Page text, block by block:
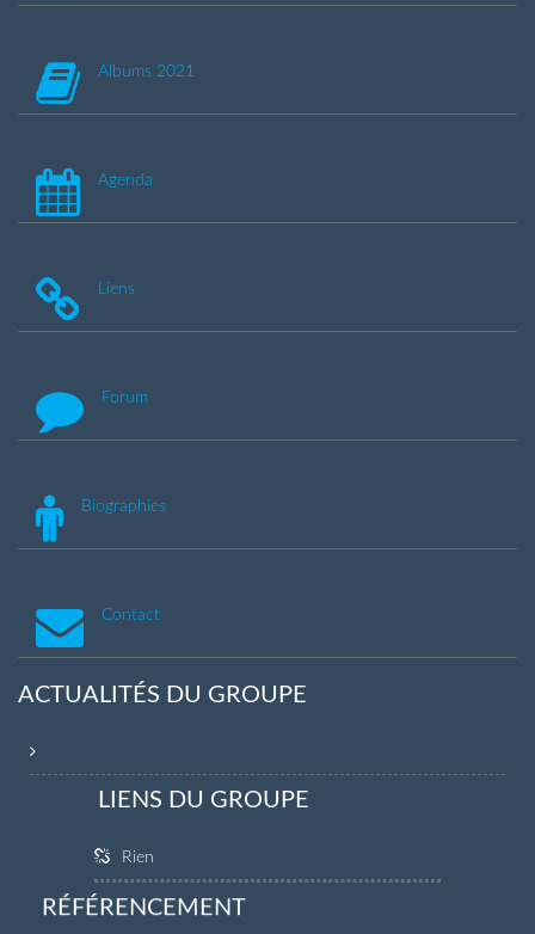
Albums 2021
Agenda
Liens
Forum
Biographies
Contact
ACTUALITÉS DU GROUPE
LIENS DU GROUPE
Rien
RÉFÉRENCEMENT